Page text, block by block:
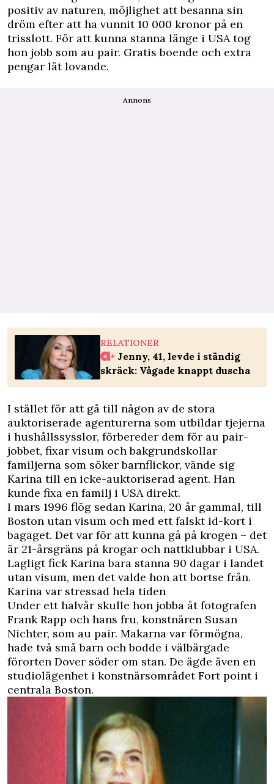
positiv av naturen, möjlighet att besanna sin
dröm efter att ha vunnit 10 000 kronor på en
trisslott. För att kunna stanna länge i USA tog
hon jobb som au pair. Gratis boende och extra
pengar lät lovande.
Annons
RELATIONER
Jenny, 41, levde i ständig
skräck: Vågade knappt duscha
I stället för att gå till någon av de stora
auktoriserade agenturerna som utbildar tjejerna
i hushållssysslor, förbereder dem för au pair-
jobbet, fixar visum och bakgrundskollar
familjerna som söker barnflickor, vände sig
Karina till en icke-auktoriserad agent. Han
kunde fixa en familj i USA direkt.
I mars 1996 flög sedan Karina, 20 år gammal, till
Boston utan visum och med ett falskt id-kort i
bagaget. Det var för att kunna gå på krogen – det
är 21-årsgräns på krogar och nattklubbar i USA.
Lagligt fick Karina bara stanna 90 dagar i landet
utan visum, men det valde hon att bortse från.
Karina var stressad hela tiden
Under ett halvår skulle hon jobba åt fotografen
Frank Rapp och hans fru, konstnären Susan
Nichter, som au pair. Makarna var förmögna,
hade två små barn och bodde i välbärgade
förorten Dover söder om stan. De ägde även en
studiolägenhet i konstnärsområdet Fort point i
centrala Boston.